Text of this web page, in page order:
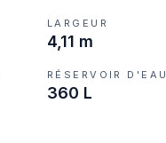
LARGEUR
4,11 m
RÉSERVOIR D'EAU
360 L